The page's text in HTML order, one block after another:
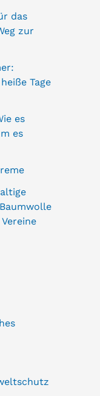
das
zur
Tage
es
es